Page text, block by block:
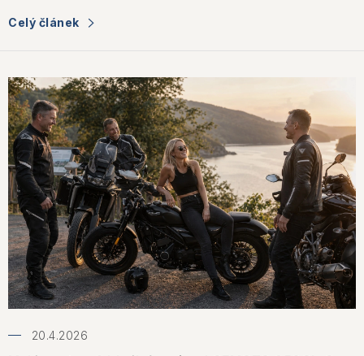
Celý článek
20.4.2026